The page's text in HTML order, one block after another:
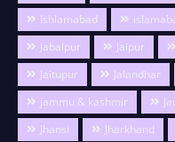
Ishlamabad
Jabalpur
Jaipur
Jaitupur
Jalandhar
jammu & kashmir
Jhansi
Jharkhand